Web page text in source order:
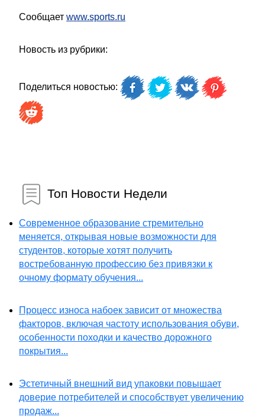
Сообщает www.sports.ru
Новость из рубрики:
Поделиться новостью:
Топ Новости Недели
Современное образование стремительно
меняется, открывая новые возможности для
студентов, которые хотят получить
востребованную профессию без привязки к
очному формату обучения...
Процесс износа набоек зависит от множества
факторов, включая частоту использования обуви,
особенности походки и качество дорожного
покрытия...
Эстетичный внешний вид упаковки повышает
доверие потребителей и способствует увеличению
продаж...